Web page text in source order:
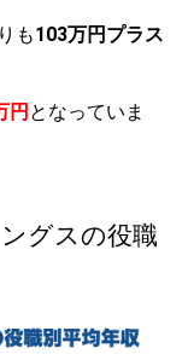
も103万円プラス
円 となっていま
グスの役職